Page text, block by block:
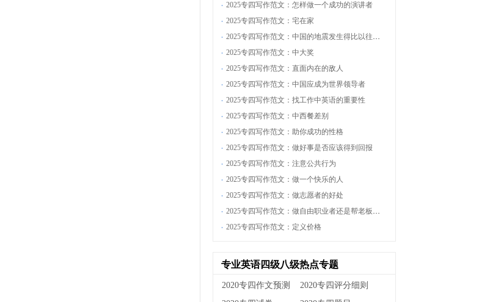
2025专四写作范文：怎样做一个成功的演讲者
2025专四写作范文：宅在家
2025专四写作范文：中国的地震发生得比以往多了？
2025专四写作范文：中大奖
2025专四写作范文：直面内在的敌人
2025专四写作范文：中国应成为世界领导者
2025专四写作范文：找工作中英语的重要性
2025专四写作范文：中西餐差别
2025专四写作范文：助你成功的性格
2025专四写作范文：做好事是否应该得到回报
2025专四写作范文：注意公共行为
2025专四写作范文：做一个快乐的人
2025专四写作范文：做志愿者的好处
2025专四写作范文：做自由职业者还是帮老板打工？
2025专四写作范文：定义价格
专业英语四级八级热点专题
2020专四作文预测
2020专四评分细则